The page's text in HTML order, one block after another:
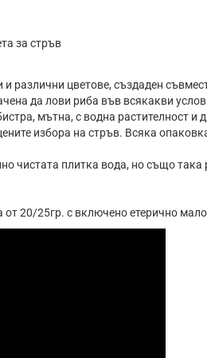
за стръв
различни цветове, създаден
да лови риба във всякакви
мътна, с водна растителност и
избора на стръв. Всяка
чистата плитка вода, но също така
20/25гр. с включено етерично